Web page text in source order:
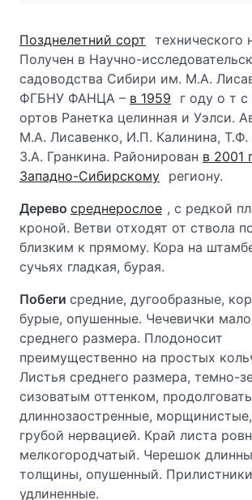
Позднелетний сорт технического
Получен в Научно-
садоводства Сибири им. М.А.
ФГБНУ ФАНЦА – в 1959
г оду о т
ортов Ранетка целинная и Уэлси.
М.А. Лисавенко, И.П. Калинина, Т.Ф.
З.А. Гранкина. Районирован в 2001
Западно-Сибирскому региону.
Дерево среднерослое , с редкой
кроной. Ветви отходят от ствола
близким к прямому. Кора на
сучьях гладкая, бурая.
Побеги средние, дугообразные,
бурые, опушенные. Чечевички
среднего размера. Плодоносит
преимущественно на простых
Листья среднего размера, темно-
сизоватым оттенком,
длиннозаостренные,
грубой нервацией. Край листа
мелкогородчатый. Черешок
толщины, опушенный.
удлиненные.